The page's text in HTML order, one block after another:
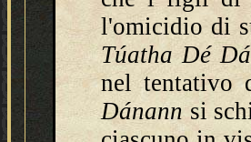
l'omicidio di
Túatha Dé
nel tentativo
Dánann si